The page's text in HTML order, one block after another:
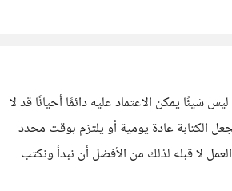
شيئًا يمكن الاعتماد عليه دائمًا أحيانًا قد لا
الكتابة عادة يومية أو يلتزم بوقت محدد
لا قبله لذلك من الأفضل أن نبدأ ونكتب